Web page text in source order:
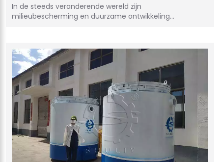
In de steeds veranderende wereld zijn
milieubescherming en duurzame ontwikkeling...